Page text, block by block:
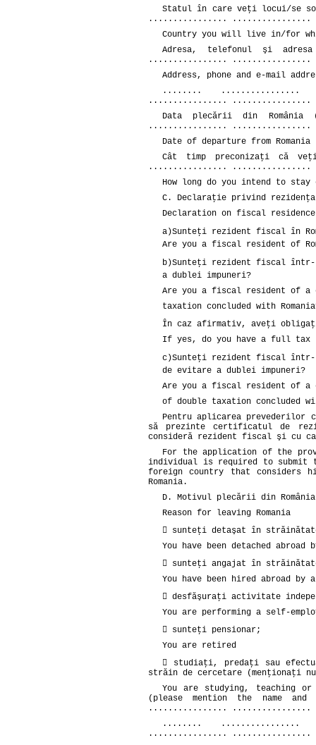
Statul în care veţi
................
Country you will live in/for
Adresa, telefonul şi
................
Address, phone and e-mail
........ ................
................
Data plecării din
................
Date of departure from Romania
Cât timp preconizaţi
................
How long do you intend to stay
C. Declaraţie privind
Declaration on fiscal residence
a)Sunteţi rezident fiscal în
Are you a fiscal resident of
b)Sunteţi rezident fiscal într-
a dublei impuneri?
Are you a fiscal resident of a
taxation concluded with
În caz afirmativ, aveţi
If yes, do you have a full tax
c)Sunteţi rezident fiscal într-
de evitare a dublei impuneri?
Are you a fiscal resident of a
of double taxation concluded
Pentru aplicarea prevederilor
să prezinte certificatul de
consideră rezident fiscal şi cu
For the application of the
individual is required to submit
foreign country that considers
Romania.
D. Motivul plecării din România
Reason for leaving Romania
 sunteţi detaşat în
You have been detached abroad
 sunteţi angajat în
You have been hired abroad by
 desfăşuraţi activitate
You are performing a self-
 sunteţi pensionar;
You are retired
 studiaţi, predaţi sau
străin de cercetare (menţionaţi
You are studying, teaching
(please mention the
................
........ ................
................